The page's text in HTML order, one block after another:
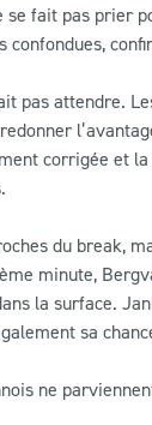
se fait pas prier
pas attendre.
corrigée et
du break,
minute,
la surface.
sa
ne